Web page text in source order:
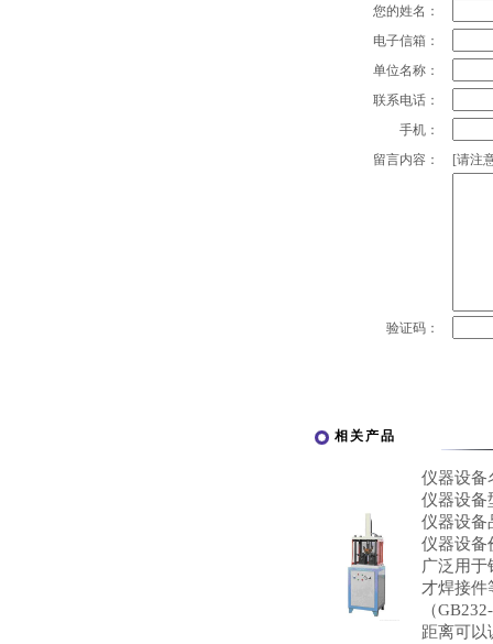
您的姓名：
电子信箱：
单位名称：
联系电话：
手机：
留言内容：
[请注
验证码：
相关产品
仪器设备
仪器设备
仪器设备
仪器设备
广泛用
才焊接件
（
距离可以